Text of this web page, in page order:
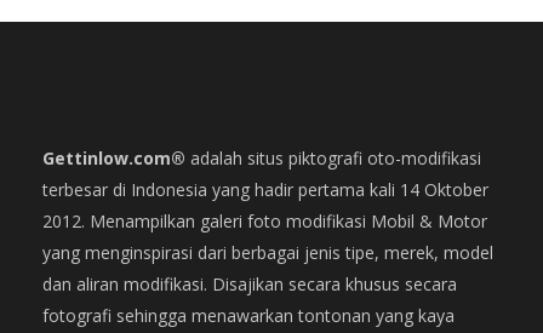
Gettinlow.com® adalah situs piktografi oto-modifikasi
terbesar di Indonesia yang hadir pertama kali 14 Oktober
2012. Menampilkan galeri foto modifikasi Mobil & Motor
yang menginspirasi dari berbagai jenis tipe, merek, model
dan aliran modifikasi. Disajikan secara khusus secara
fotografi sehingga menawarkan tontonan yang kaya